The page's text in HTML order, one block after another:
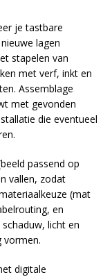
je tastbare
lagen
stapelen van
met verf, inkt en
Assemblage
met gevonden
die eventueel
passend op
vallen, zodat
(mat
en
licht en
vormen.
digitale